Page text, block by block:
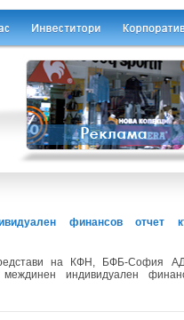
финансов отчет
на КФН, БФБ-София
междинен индивидуален